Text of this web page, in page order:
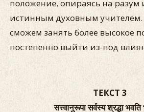
положение, опираясь на разум
истинным духовным
сможем занять более высокое
постепенно выйти из-под
ТЕКСТ 3
सत्त्वानुरूपा सर्वस्य श्रद्धा